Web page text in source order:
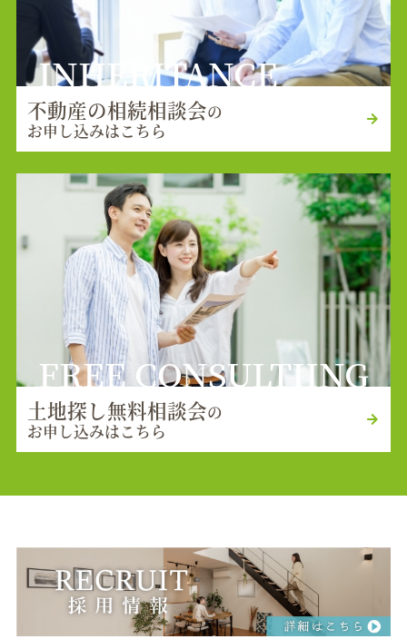
INHERITANCE
不動産の相続相談会の
お申し込みはこちら
FREE CONSULTIING
土地探し無料相談会の
お申し込みはこちら